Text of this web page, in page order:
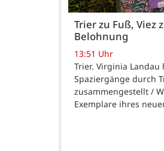
Trier zu Fuß, Viez
Belohnung
13:51 Uhr
Trier. Virginia Landau
Spaziergänge durch
zusammengestellt /
Exemplare ihres